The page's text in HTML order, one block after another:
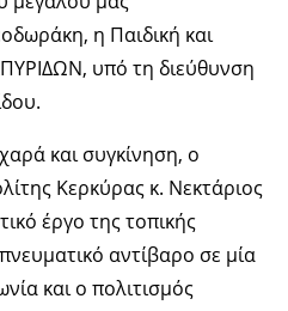
η Παιδική και
υπό τη διεύθυνση
και συγκίνηση, ο
Κερκύρας κ. Νεκτάριος
έργο της τοπικής
αντίβαρο σε μία
και ο πολιτισμός